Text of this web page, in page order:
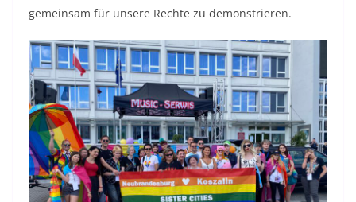
gemeinsam für unsere Rechte zu demonstrieren.